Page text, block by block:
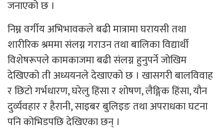
जनाएको छ ।
निम्न वर्गीय अभिभावकले बढी मात्रामा घरायसी तथा
शारीरिक श्रममा संलग्न गराउन तथा बालिका विद्यार्थी
विशेषरूपले कामकाजमा बढी संलग्न हुनुपर्ने जोखिम
देखिएको ती अध्ययनले देखाएको छ । खासगरी बालविवाह
र छिटो गर्भधारण, घरेलु हिंसा र शोषण, लैङ्गिक हिंसा, यौन
दुर्व्यवहार र हैरानी, साइबर बुलिइङ तथा अपराधका घटना
पनि कोभिडपछि देखिएका छन् ।